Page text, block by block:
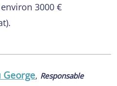
3000 €
, Responsable